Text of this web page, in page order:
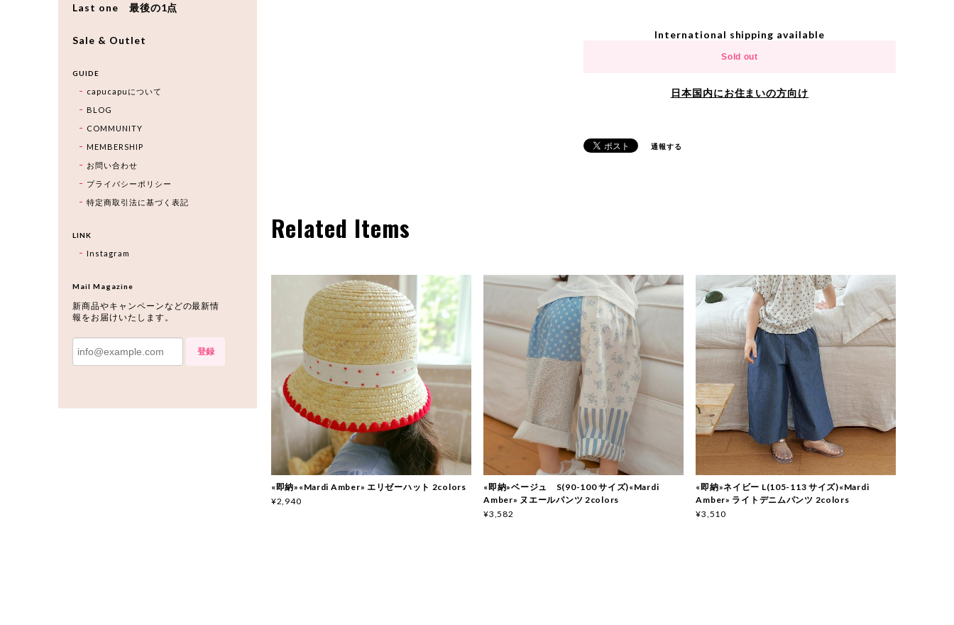
International shipping available
Sold out
日本国内にお住まいの方向け
通報する
Related Items
«即納»«Mardi Amber» エリゼーハット 2colors
¥2,940
«即納»ベージュ S(90-100 サイズ)«Mardi
Amber» ヌエールパンツ 2colors
¥3,582
«即納»ネイビー L(105-113 サイズ)«Mardi
Amber» ライトデニムパンツ 2colors
¥3,510
Last one 最後の1点
Sale & Outlet
GUIDE
capucapuについて
BLOG
COMMUNITY
MEMBERSHIP
お問い合わせ
プライバシーポリシー
特定商取引法に基づく表記
LINK
Instagram
Mail Magazine
新商品やキャンペーンなどの最新情
報をお届けいたします。
登録